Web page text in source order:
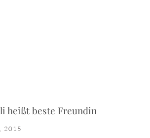
heißt beste Freundin
2015